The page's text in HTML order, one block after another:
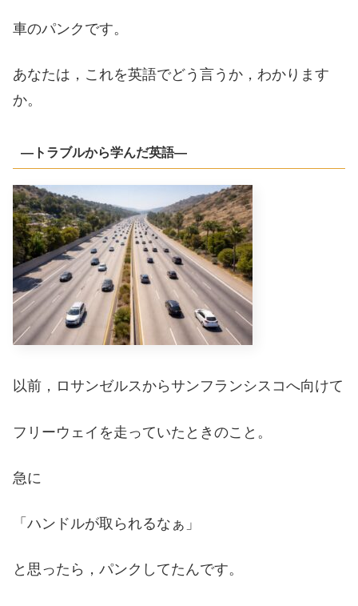
車のパンクです。
あなたは，これを英語でどう言うか，わかります
か。
―トラブルから学んだ英語―
以前，ロサンゼルスからサンフランシスコへ向けて
フリーウェイを走っていたときのこと。
急に
「ハンドルが取られるなぁ」
と思ったら，パンクしてたんです。